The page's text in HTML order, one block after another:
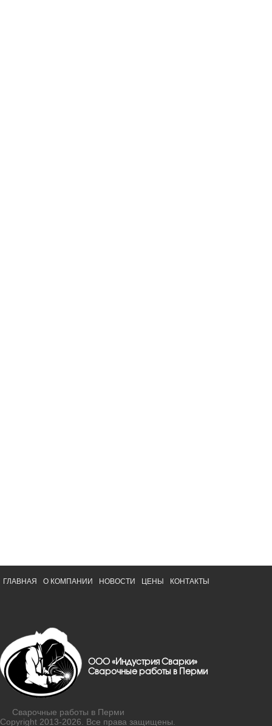
ГЛАВНАЯ О КОМПАНИИ НОВОСТИ ЦЕНЫ КОНТАКТЫ
ООО «Индустрия Сварки»
Сварочные работы в Перми
Сварочные работы в Перми
Copyright 2013-2026. Все права защищены.